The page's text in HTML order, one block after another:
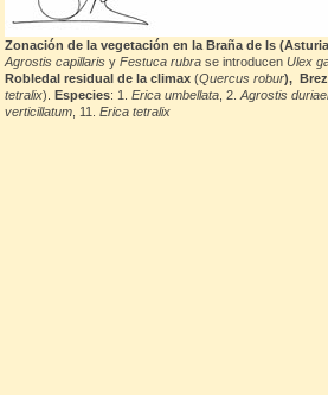
Zonación de la vegetación en la Braña de Is
Agrostis capillaris y Festuca rubra se introducen Ulex
Robledal residual de la climax (Quercus robur),
tetralix). Especies: 1. Erica umbellata , 2. Agrostis
verticillatum , 11. Erica tetralix